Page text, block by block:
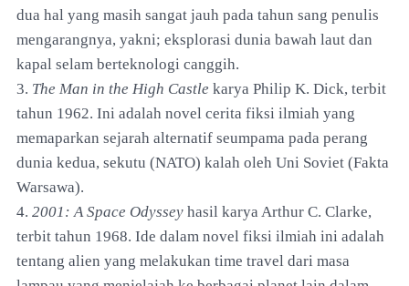
dua hal yang masih sangat jauh pada tahun sang penulis
mengarangnya, yakni; eksplorasi dunia bawah laut dan
kapal selam berteknologi canggih.
3. The Man in the High Castle karya Philip K. Dick, terbit
tahun 1962. Ini adalah novel cerita fiksi ilmiah yang
memaparkan sejarah alternatif seumpama pada perang
dunia kedua, sekutu (NATO) kalah oleh Uni Soviet (Fakta
Warsawa).
4. 2001: A Space Odyssey hasil karya Arthur C. Clarke,
terbit tahun 1968. Ide dalam novel fiksi ilmiah ini adalah
tentang alien yang melakukan time travel dari masa